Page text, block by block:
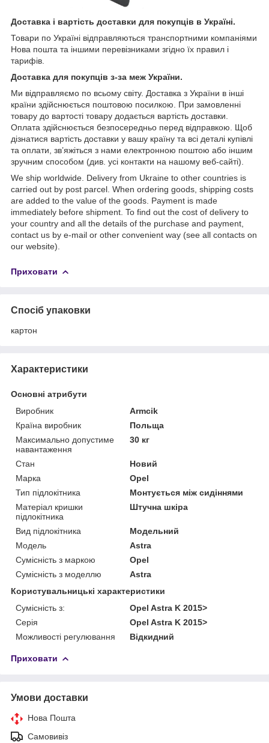
Доставка і вартість доставки для покупців в Україні.
Товари по Україні відправляються транспортними компаніями
Нова пошта та іншими перевізниками згідно їх правил і
тарифів.
Доставка для покупців з-за меж України.
Ми відправляємо по всьому світу. Доставка з України в інші
країни здійснюється поштовою посилкою. При замовленні
товару до вартості товару додається вартість доставки.
Оплата здійснюється безпосередньо перед відправкою. Щоб
дізнатися вартість доставки у вашу країну та всі деталі купівлі
та оплати, зв’яжіться з нами електронною поштою або іншим
зручним способом (див. усі контакти на нашому веб-сайті).
We ship worldwide. Delivery from Ukraine to other countries is
carried out by post parcel. When ordering goods, shipping costs
are added to the value of the goods. Payment is made
immediately before shipment. To find out the cost of delivery to
your country and all the details of the purchase and payment,
contact us by e-mail or other convenient way (see all contacts on
our website).
Приховати
Спосіб упаковки
картон
Характеристики
Основні атрибути
Виробник
Armcik
Країна виробник
Польща
Максимально допустиме
навантаження
30 кг
Стан
Новий
Марка
Opel
Тип підлокітника
Монтується між сидіннями
Матеріал кришки
підлокітника
Штучна шкіра
Вид підлокітника
Модельний
Модель
Astra
Сумісність з маркою
Opel
Сумісність з моделлю
Astra
Користувальницькі характеристики
Сумісність з:
Opel Astra K 2015>
Серія
Opel Astra K 2015>
Можливості регулювання
Відкидний
Приховати
Умови доставки
Нова Пошта
Самовивіз